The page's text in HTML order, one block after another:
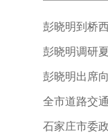
彭晓明到桥
彭晓明调研
彭晓明出席
全市道路交
石家庄市委